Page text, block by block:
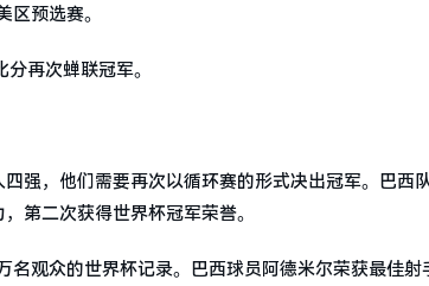
预选赛。
再次蝉联冠军。
强，他们需要再次以循环赛的形式决出冠军。巴西
第二次获得世界杯冠军荣誉。
观众的世界杯记录。巴西球员阿德米尔荣获最佳